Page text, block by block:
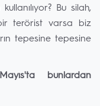
Bu silah,
terörist varsa biz
tepesine tepesine
bunlardan